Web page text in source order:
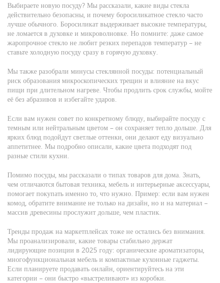
Выбираете новую посуду? Мы рассказали, какие виды стекла
действительно безопасны, и почему боросиликатное стекло часто
лучше обычного. Боросиликат выдерживает высокие температуры,
не ломается в духовке и микроволновке. Но помните: даже самое
жаропрочное стекло не любит резких перепадов температур – не
ставьте холодную посуду сразу в горячую духовку.
Мы также разобрали минусы стеклянной посуды: потенциальный
риск образования микроскопических трещин и влияние на вкус
пищи при длительном нагреве. Чтобы продлить срок службы, мойте
её без абразивов и избегайте ударов.
Если вам нужен совет по конкретному блюду, выбирайте посуду с
темным или нейтральным цветом – он сохраняет тепло дольше. Для
ярких блюд подойдут светлые оттенки, они делают еду визуально
аппетитнее. Мы подробно описали, какие цвета подходят под
разные стили кухни.
Помимо посуды, мы рассказали о типах товаров для дома. Знать,
чем отличаются бытовая техника, мебель и интерьерные аксессуары,
помогает покупать именно то, что нужно. Пример: если вам нужен
комод, обратите внимание не только на дизайн, но и на материал –
массив древесины прослужит дольше, чем пластик.
Тренды продаж на маркетплейсах тоже не остались без внимания.
Мы проанализировали, какие товары стабильно держат
лидирующие позиции в 2025 году: органические ароматизаторы,
многофункциональная мебель и компактные кухонные гаджеты.
Если планируете продавать онлайн, ориентируйтесь на эти
категории – они быстро «выстреливают» из коробки.